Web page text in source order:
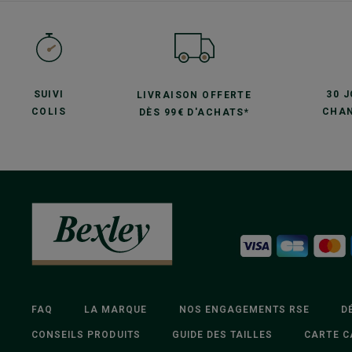
SUIVI
COLIS
LIVRAISON OFFERTE
DÈS 99€ D'ACHATS*
30
FAQ LA MARQUE NOS ENGAGEMENTS RSE
CONSEILS PRODUITS GUIDE DES TAILLES CARTE